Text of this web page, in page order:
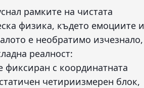
рамките на чистата
физика, където емоциите и
е необратимо изчезнало,
реалност:
фиксиран с координатната
четириизмерен блок,